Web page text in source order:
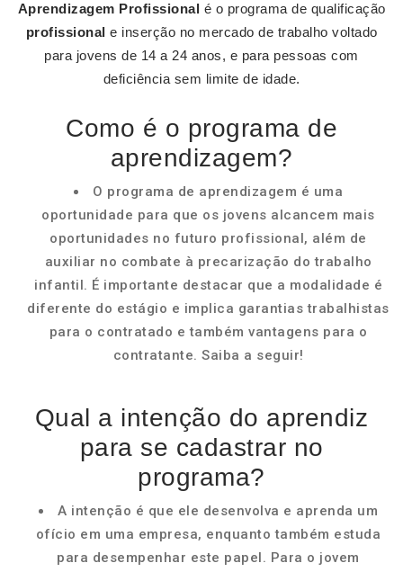
Aprendizagem Profissional é o programa de qualificação
profissional e inserção no mercado de trabalho voltado
para jovens de 14 a 24 anos, e para pessoas com
deficiência sem limite de idade.
Como é o programa de
aprendizagem?
O programa de aprendizagem é uma
oportunidade para que os jovens alcancem mais
oportunidades no futuro profissional, além de
auxiliar no combate à precarização do trabalho
infantil. É importante destacar que a modalidade é
diferente do estágio e implica garantias trabalhistas
para o contratado e também vantagens para o
contratante. Saiba a seguir!
Qual a intenção do aprendiz
para se cadastrar no
programa?
A intenção é que ele desenvolva e aprenda um
ofício em uma empresa, enquanto também estuda
para desempenhar este papel. Para o jovem